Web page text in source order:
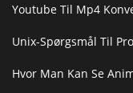
Youtube Til Mp4
Unix-Spørgsmål Til
Hvor Man Kan Se